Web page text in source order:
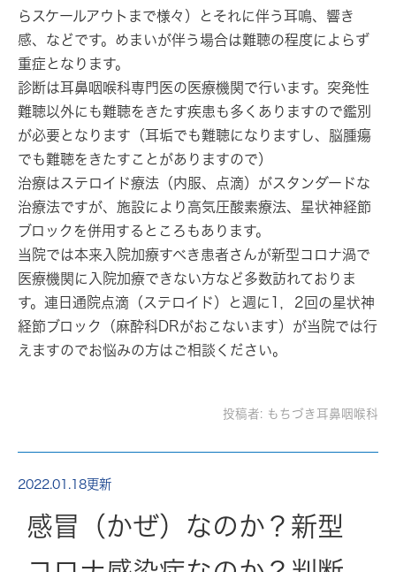
らスケールアウトまで様々）とそれに伴う耳鳴、響き
感、などです。めまいが伴う場合は難聴の程度によらず
重症となります。
診断は耳鼻咽喉科専門医の医療機関で行います。突発性
難聴以外にも難聴をきたす疾患も多くありますので鑑別
が必要となります（耳垢でも難聴になりますし、脳腫瘍
でも難聴をきたすことがありますので）
治療はステロイド療法（内服、点滴）がスタンダードな
治療法ですが、施設により高気圧酸素療法、星状神経節
ブロックを併用するところもあります。
当院では本来入院加療すべき患者さんが新型コロナ渦で
医療機関に入院加療できない方など多数訪れておりま
す。連日通院点滴（ステロイド）と週に1，2回の星状神
経節ブロック（麻酔科DRがおこないます）が当院では行
えますのでお悩みの方はご相談ください。
投稿者: もちづき耳鼻咽喉科
2022.01.18更新
感冒（かぜ）なのか？新型